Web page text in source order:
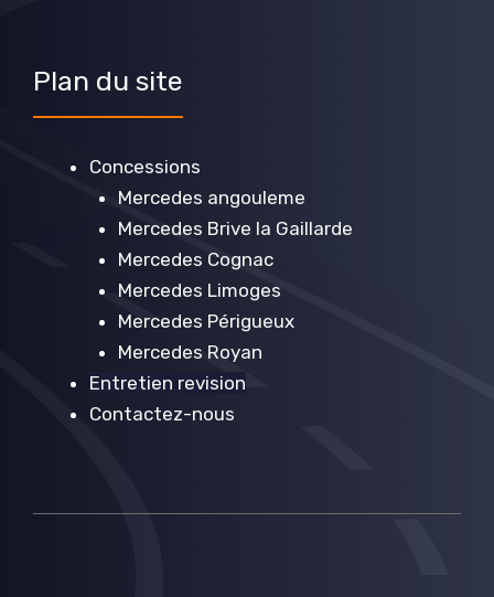
Plan du site
Concessions
Mercedes angouleme
Mercedes Brive la Gaillarde
Mercedes Cognac
Mercedes Limoges
Mercedes Périgueux
Mercedes Royan
Entretien revision
Contactez-nous